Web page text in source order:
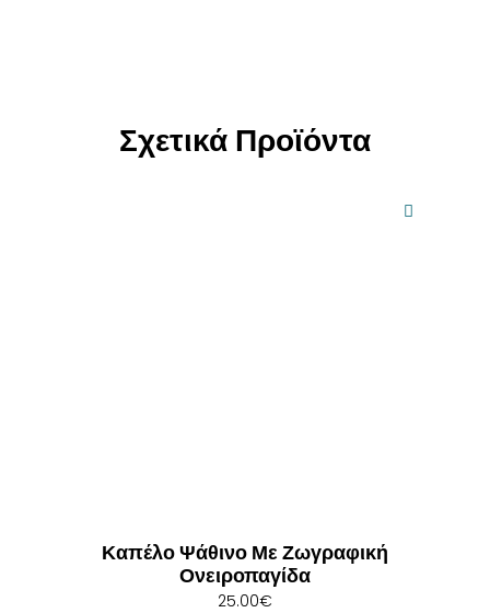
Σχετικά Προϊόντα
Καπέλο Ψάθινο Με Ζωγραφική
Ονειροπαγίδα
25.00€